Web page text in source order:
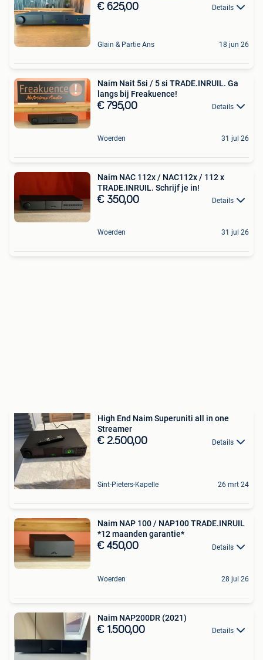
€ 625,00 Details
Glain & Partie Ans 18 jun 26
Naim Nait 5si / 5 si TRADE.INRUIL. Ga
langs bij Freakuence!
€ 795,00 Details
Woerden 31 jul 26
Naim NAC 112x / NAC112x / 112 x
TRADE.INRUIL. Schrijf je in!
€ 350,00 Details
Woerden 31 jul 26
High End Naim Superuniti all in one
Streamer
€ 2.500,00 Details
Sint-Pieters-Kapelle 26 mrt 24
Naim NAP 100 / NAP100 TRADE.INRUIL
*12 maanden garantie*
€ 450,00 Details
Woerden 28 jul 26
Naim NAP200DR (2021)
€ 1.500,00 Details